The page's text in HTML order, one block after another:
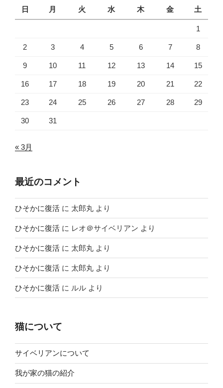
日
月 火 水 木 金 土
1
2 3 4 5 6 7 8
9 10 11 12 13 14 15
16 17 18 19 20 21 22
23 24 25 26 27 28 29
30 31
« 3月
最近のコメント
ひそかに復活 に 太郎丸 より
ひそかに復活 に レオ＠サイベリアン より
ひそかに復活 に 太郎丸 より
ひそかに復活 に 太郎丸 より
ひそかに復活 に ルル より
猫について
サイベリアンについて
我が家の猫の紹介